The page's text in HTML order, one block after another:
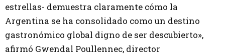
estrellas- demuestra claramente cómo la
Argentina se ha consolidado como un destino
gastronómico global digno de ser descubierto»,
afirmó Gwendal Poullennec, director